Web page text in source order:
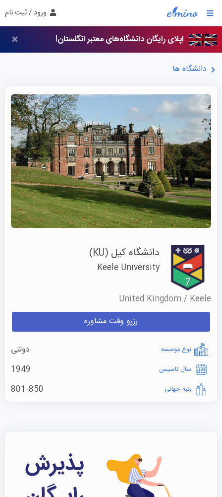
ورود / ثبت نام
اپلای رایگان دانشگاه‌های معتبر انگلستان!
دانشگاه ها
دانشگاه کیل (KU)
Keele University
United Kingdom / Keele
رزرو وقت مشاوره
نوع موسسه دولتی
سال تاسیس 1949
رتبه جهانی 801-850